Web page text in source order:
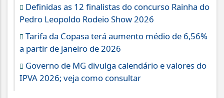
Definidas as 12 finalistas do concurso Rainha do
Pedro Leopoldo Rodeio Show 2026
Tarifa da Copasa terá aumento médio de 6,56%
a partir de janeiro de 2026
Governo de MG divulga calendário e valores do
IPVA 2026; veja como consultar